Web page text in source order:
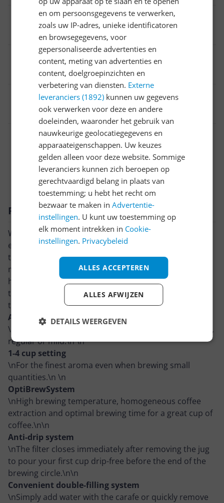
Type koffie
Gemalen koffie
Materiaal
Kunststof
8021098320315
Algemeen
Capaciteit
Functies
Productomschrijving
With the new ID Breakfast Collection coffee makers,
enjoying coffee your way got much easier. Customize
the flavour intensity of your coffee: strong, regular or
mild. With a simple touch of a button you can select
how strong you want your coffee to be. What’s more,
the OptiBrew System optimizes temperature, brewing
time and extraction for maximum coffee flavour.\n\n
AromaSelect
\nCustomize the flavor intensity of your coffee: strong,
regular or mild.\n \n
1-4 cup setting
\nFor the finest aroma even when brewing small
quantities.\n \n
OptiBrewSystem
\nHigh brewing temperature, homogeneous coffee
extraction and optimal brewing time for a great cup of
coffee.\n\n
Anti-drip system
\nThe filter closes immediately after removing the jug
to pour your first cup drip-free before the end of the
brewing circle.\n\n
Convenient double-filling system
\nSimply add water with the carafe or quickly remove
en om persoonsgegevens te verwerken,
zoals uw IP-adres, unieke identificatoren
en browsegegevens, voor
gepersonaliseerde advertenties en
content, meting van advertenties en
content, doelgroepinzichten en
verbetering van diensten. Externe
leveranciers (1892) kunnen uw gegevens
ook verwerken voor deze en andere
doeleinden, waaronder het gebruik van
nauwkeurige geolocatiegegevens en
apparaateigenschappen. Uw keuzes
gelden alleen voor deze website. Sommige
leveranciers kunnen zich beroepen op
gerechtvaardigd belang in plaats van
toestemming; u hebt het recht om
bezwaar te maken inAdvertentie-
instellingen. U kunt uw toestemming op
elk moment intrekken in Cookie-
instellingen. Privacybeleid
ALLES ACCEPTEREN
ALLES AFWIJZEN
DETAILS WEERGEVEN